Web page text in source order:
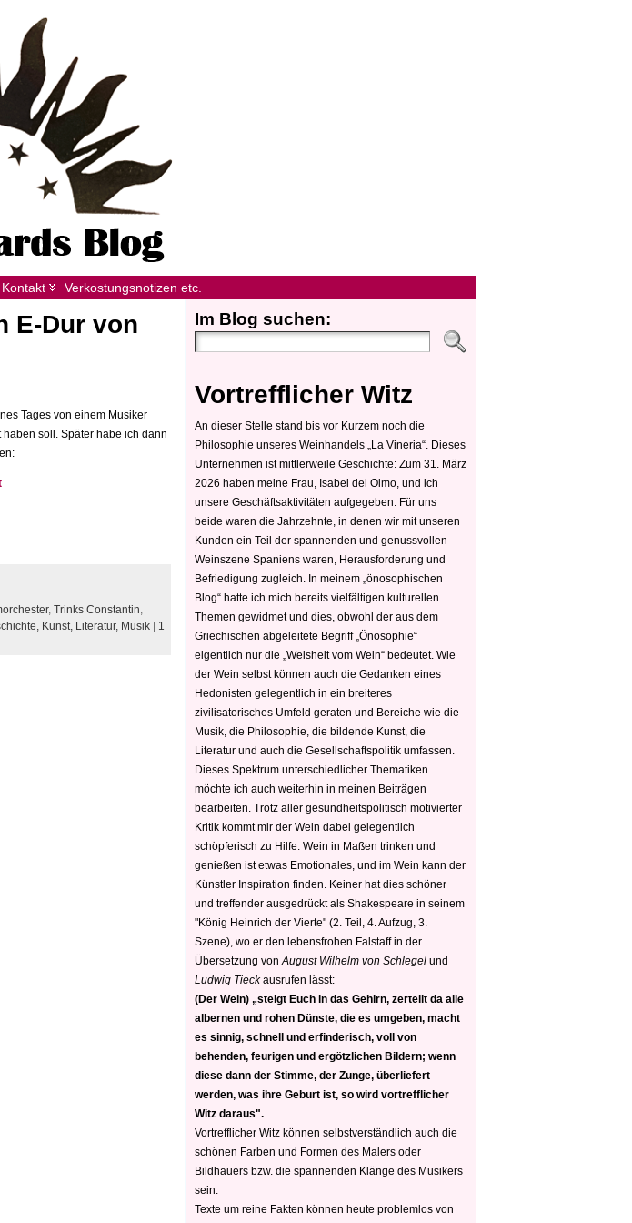
Kontakt Verkostungsnotizen etc.
E-Dur von
Tages von einem Musiker
soll. Später habe ich dann
, Trinks Constantin
Kunst, Literatur, Musik | 1
Im Blog suchen:
Vortrefflicher Witz
An dieser Stelle stand bis vor Kurzem noch die
Philosophie unseres Weinhandels „La Vineria“. Dieses
Unternehmen ist mittlerweile Geschichte: Zum 31. März
2026 haben meine Frau, Isabel del Olmo, und ich
unsere Geschäftsaktivitäten aufgegeben. Für uns
beide waren die Jahrzehnte, in denen wir mit unseren
Kunden ein Teil der spannenden und genussvollen
Weinszene Spaniens waren, Herausforderung und
Befriedigung zugleich. In meinem „önosophischen
Blog“ hatte ich mich bereits vielfältigen kulturellen
Themen gewidmet und dies, obwohl der aus dem
Griechischen abgeleitete Begriff „Önosophie“
eigentlich nur die „Weisheit vom Wein“ bedeutet. Wie
der Wein selbst können auch die Gedanken eines
Hedonisten gelegentlich in ein breiteres
zivilisatorisches Umfeld geraten und Bereiche wie die
Musik, die Philosophie, die bildende Kunst, die
Literatur und auch die Gesellschaftspolitik umfassen.
Dieses Spektrum unterschiedlicher Thematiken
möchte ich auch weiterhin in meinen Beiträgen
bearbeiten. Trotz aller gesundheitspolitisch motivierter
Kritik kommt mir der Wein dabei gelegentlich
schöpferisch zu Hilfe. Wein in Maßen trinken und
genießen ist etwas Emotionales, und im Wein kann der
Künstler Inspiration finden. Keiner hat dies schöner
und treffender ausgedrückt als Shakespeare in seinem
"König Heinrich der Vierte" (2. Teil, 4. Aufzug, 3.
Szene), wo er den lebensfrohen Falstaff in der
Übersetzung von August Wilhelm von Schlegel und
Ludwig Tieckausrufen lässt:
(Der Wein) „steigt Euch in das Gehirn, zerteilt da alle
albernen und rohen Dünste, die es umgeben, macht
es sinnig, schnell und erfinderisch, voll von
behenden, feurigen und ergötzlichen Bildern; wenn
diese dann der Stimme, der Zunge, überliefert
werden, was ihre Geburt ist, so wird vortrefflicher
Witz daraus".
Vortrefflicher Witz können selbstverständlich auch die
schönen Farben und Formen des Malers oder
Bildhauers bzw. die spannenden Klänge des Musikers
sein.
Texte um reine Fakten können heute problemlos von